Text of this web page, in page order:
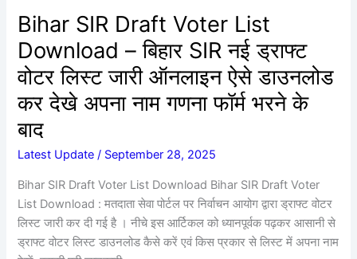
Bihar SIR Draft Voter List
Download – बिहार SIR नई ड्राफ्ट
वोटर लिस्ट जारी ऑनलाइन ऐसे डाउनलोड
कर देखे अपना नाम गणना फॉर्म भरने के
बाद
Latest Update / September 28, 2025
Bihar SIR Draft Voter List Download Bihar SIR Draft Voter
List Download : मतदाता सेवा पोर्टल पर निर्वाचन आयोग द्वारा ड्राफ्ट वोटर
लिस्ट जारी कर दी गई है । नीचे इस आर्टिकल को ध्यानपूर्वक पढ़कर आसानी से
ड्राफ्ट वोटर लिस्ट डाउनलोड कैसे करें एवं किस प्रकार से लिस्ट में अपना नाम
ड्राफ्ट
वोटर
लिस्ट
जारी
ऑनलाइन
ऐसे
डाउनलोड
कर
अपना
नाम
गणना
फॉर्म